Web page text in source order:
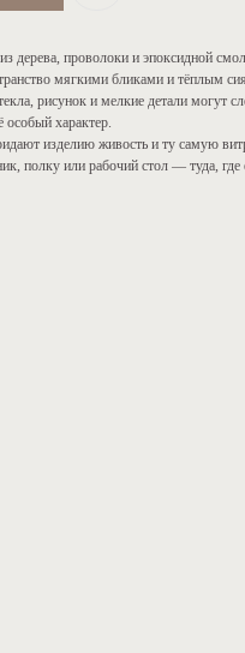
дерева, проволоки и эпоксидной
мягкими бликами и тёплым
рисунок и мелкие детали могут
особый характер.
изделию живость и ту самую
полку или рабочий стол — туда,